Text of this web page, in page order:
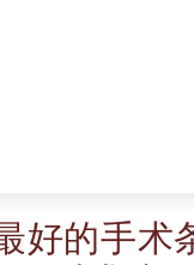
的手术